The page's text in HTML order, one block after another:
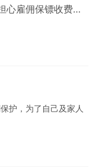
心雇佣保镖收费太
护，为了自己及家人